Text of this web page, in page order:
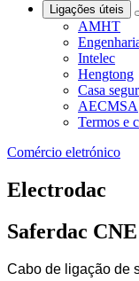
Ligações úteis
AMHT
Intelec
Hengtong
Casa
AECMSA
Termos e
Comércio eletrónico
Electrodac
Saferdac
Cabo de ligação de